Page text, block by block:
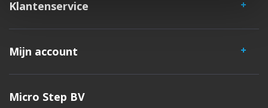
Klantenservice
Mijn account
Micro Step BV